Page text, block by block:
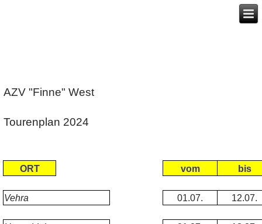
AZV "Finne" West
Tourenplan 2024
ORT vom bis
Vehra 01.07. 12.07.